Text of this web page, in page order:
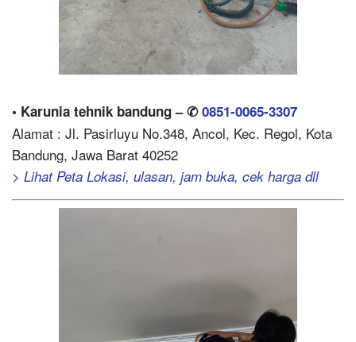
• Karunia tehnik bandung – ✆0851-0065-3307
Alamat : Jl. Pasirluyu No.348, Ancol, Kec. Regol, Kota
Bandung, Jawa Barat 40252
> Lihat Peta Lokasi, ulasan, jam buka, cek harga dll